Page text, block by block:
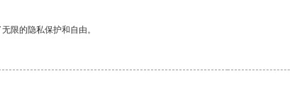
限的隐私保护和自由。